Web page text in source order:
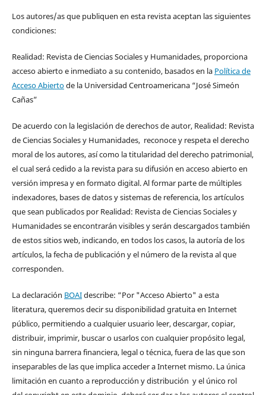
Los autores/as que publiquen en esta revista aceptan las siguientes
condiciones:
Realidad: Revista de Ciencias Sociales y Humanidades, proporciona
acceso abierto e inmediato a su contenido, basados en la Política de
Acceso Abiertode la Universidad Centroamericana “José Simeón
Cañas”
De acuerdo con la legislación de derechos de autor, Realidad: Revista
de Ciencias Sociales y Humanidades, reconoce y respeta el derecho
moral de los autores, así como la titularidad del derecho patrimonial,
el cual será cedido a la revista para su difusión en acceso abierto en
versión impresa y en formato digital. Al formar parte de múltiples
indexadores, bases de datos y sistemas de referencia, los artículos
que sean publicados por Realidad: Revista de Ciencias Sociales y
Humanidades se encontrarán visibles y serán descargados también
de estos sitios web, indicando, en todos los casos, la autoría de los
artículos, la fecha de publicación y el número de la revista al que
corresponden.
La declaración BOAIdescribe: “Por "Acceso Abierto" a esta
literatura, queremos decir su disponibilidad gratuita en Internet
público, permitiendo a cualquier usuario leer, descargar, copiar,
distribuir, imprimir, buscar o usarlos con cualquier propósito legal,
sin ninguna barrera financiera, legal o técnica, fuera de las que son
inseparables de las que implica acceder a Internet mismo. La única
limitación en cuanto a reproducción y distribución y el único rol